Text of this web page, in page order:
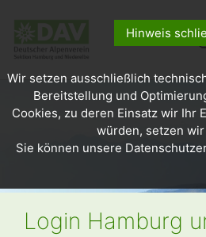
Login Hamburg
Hinweis
Wir setzen ausschließlich
Bereitstellung und
Cookies, zu deren Einsatz wir Ihr
würden, setzen
Sie können unsere